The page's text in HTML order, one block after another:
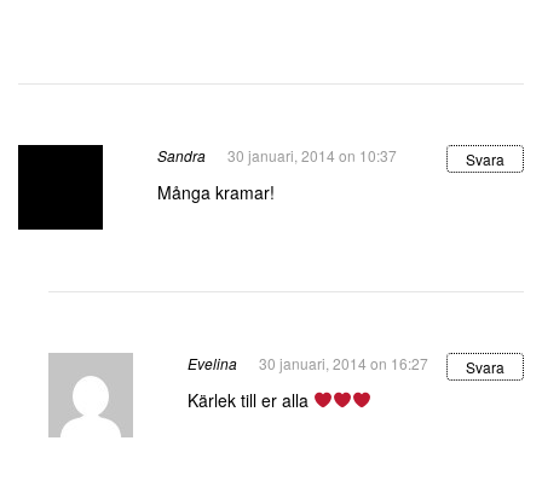
Sandra 30 januari, 2014 on 10:37 Svara
Många kramar!
Evelina 30 januari, 2014 on 16:27 Svara
Kärlek till er alla